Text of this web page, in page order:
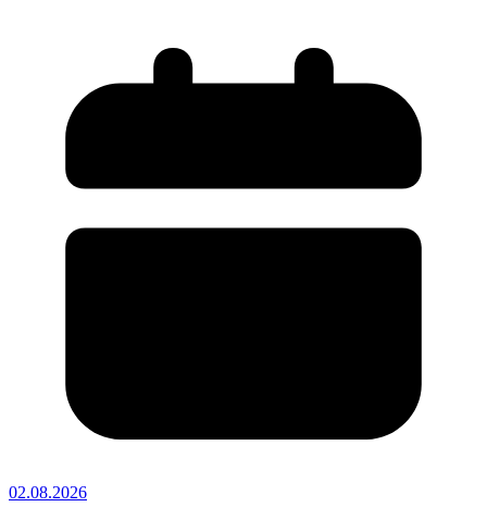
02.08.2026